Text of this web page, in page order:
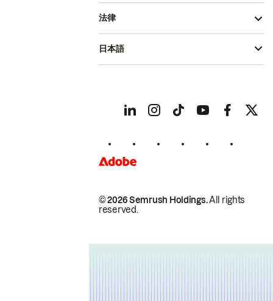
© 2026 Semrush Holdings.All rights
reserved.
法律
日本語